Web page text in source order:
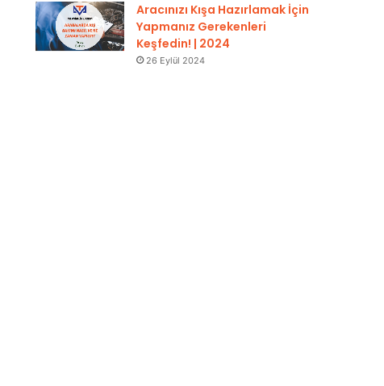
Aracınızı Kışa Hazırlamak İçin
Yapmanız Gerekenleri
Keşfedin! | 2024
26 Eylül 2024